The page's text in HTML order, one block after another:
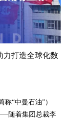
力打造全球化数
“中曼石油”）
随着集团总裁李